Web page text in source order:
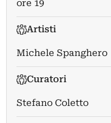
ore 19
Artisti
Michele Spanghero
Curatori
Stefano Coletto